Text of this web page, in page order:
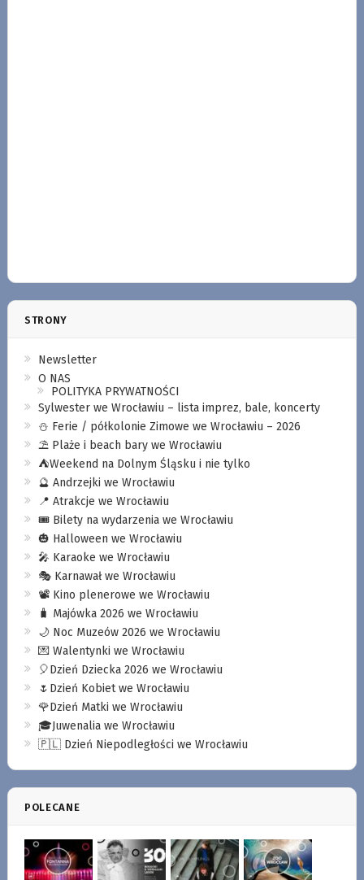
STRONY
Newsletter
O NAS
POLITYKA PRYWATNOŚCI
Sylwester we Wrocławiu – lista imprez, bale, koncerty
⛄️ Ferie / półkolonie Zimowe we Wrocławiu – 2026
⛱️ Plaże i beach bary we Wrocławiu
⛺️Weekend na Dolnym Śląsku i nie tylko
🔮 Andrzejki we Wrocławiu
📍 Atrakcje we Wrocławiu
🎟️ Bilety na wydarzenia we Wrocławiu
🎃 Halloween we Wrocławiu
🎤 Karaoke we Wrocławiu
🎭 Karnawał we Wrocławiu
📽️ Kino plenerowe we Wrocławiu
🧳 Majówka 2026 we Wrocławiu
🌙 Noc Muzeów 2026 we Wrocławiu
💌 Walentynki we Wrocławiu
🎈Dzień Dziecka 2026 we Wrocławiu
🌷Dzień Kobiet we Wrocławiu
🌹Dzień Matki we Wrocławiu
🎓Juwenalia we Wrocławiu
🇵🇱 Dzień Niepodległości we Wrocławiu
POLECANE